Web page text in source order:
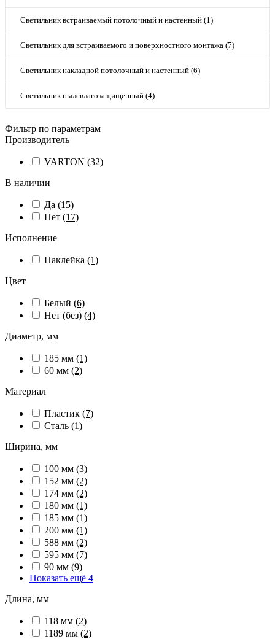
Светильник встраиваемый потолочный и настенный (1)
Светильник для встраиваемого и поверхностного монтажа (7)
Светильник накладной потолочный и настенный (6)
Светильник пылевлагозащищенный (4)
Фильтр по параметрам
Производитель
VARTON (32)
В наличии
Да (15)
Нет (17)
Исполнение
Наклейка (1)
Цвет
Белый (6)
Нет (без) (4)
Диаметр, мм
185 мм (1)
60 мм (2)
Материал
Пластик (7)
Сталь (1)
Ширина, мм
100 мм (3)
152 мм (2)
174 мм (2)
180 мм (1)
185 мм (1)
200 мм (1)
588 мм (2)
595 мм (7)
90 мм (9)
Показать ещё 4
Длина, мм
118 мм (2)
1189 мм (2)